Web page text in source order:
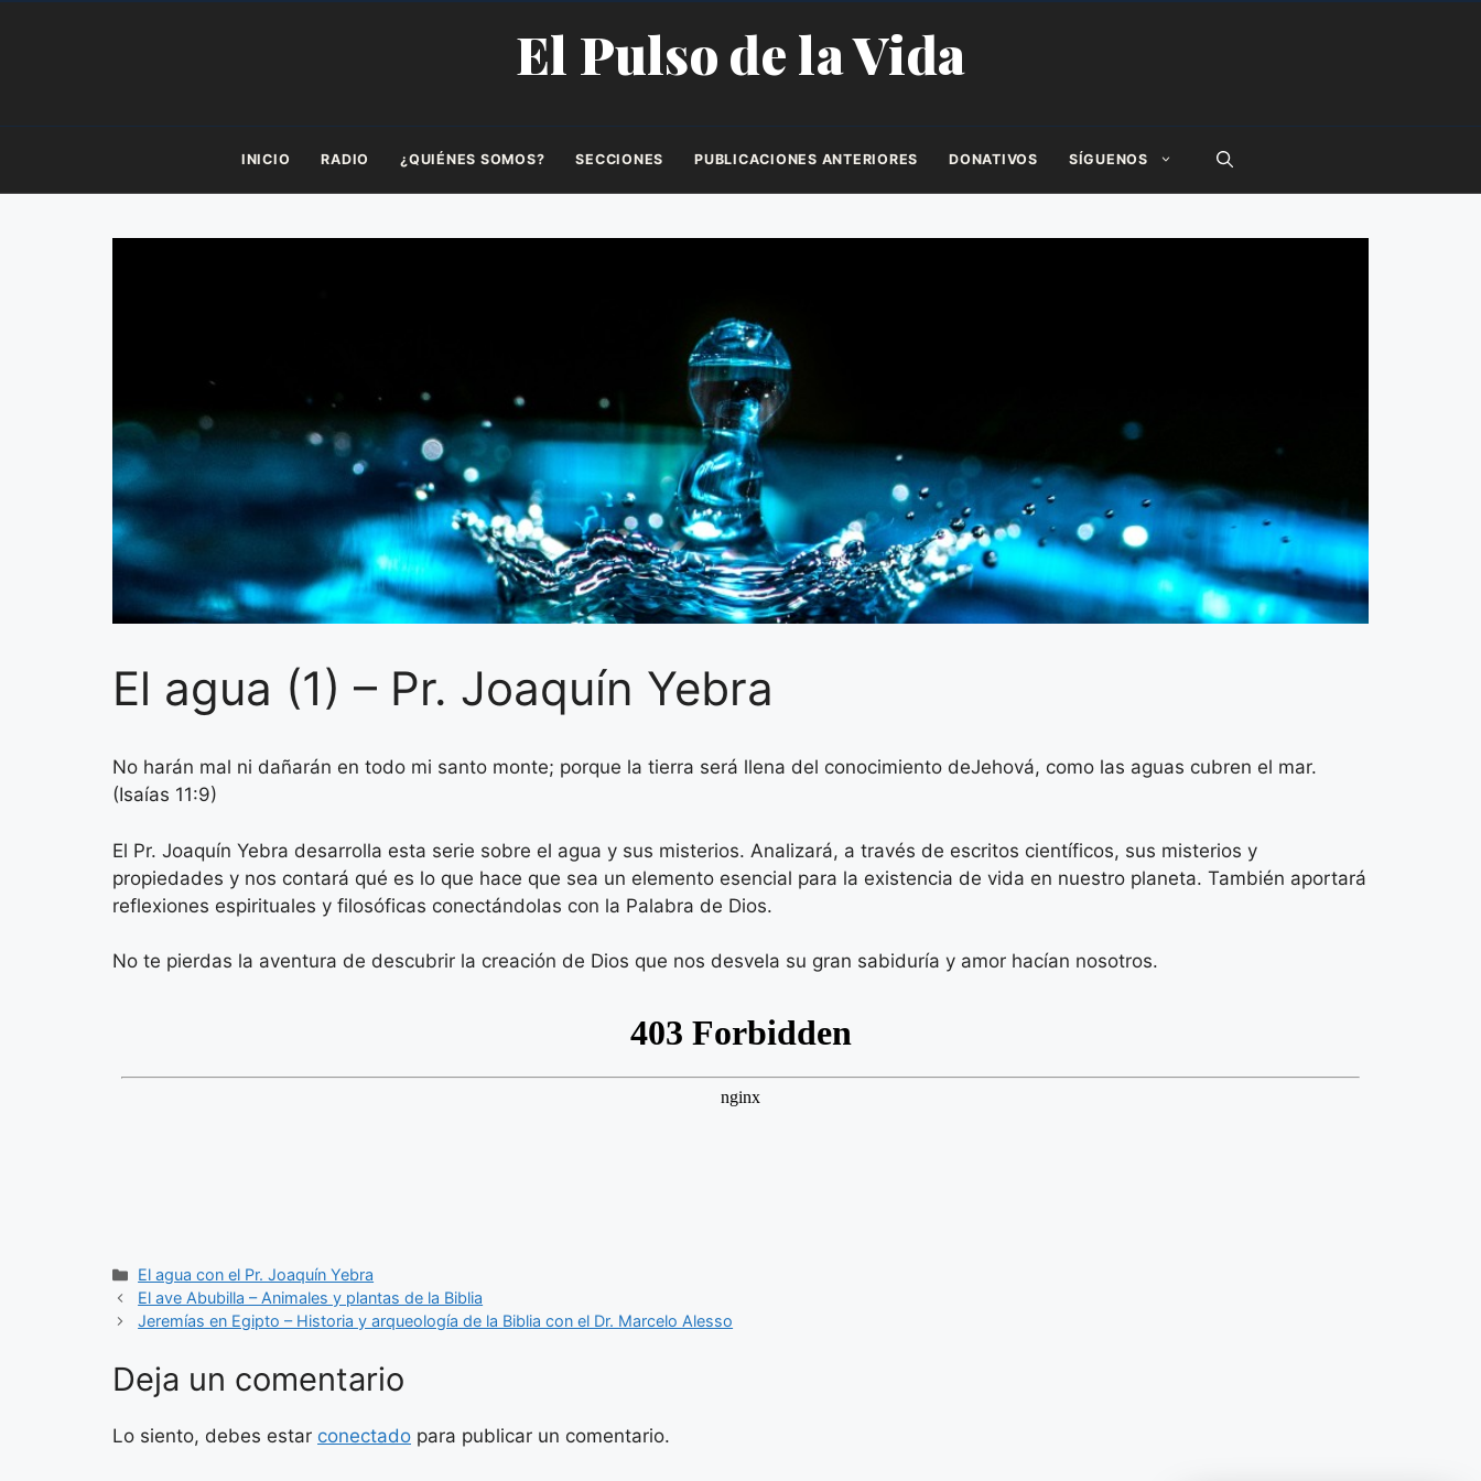
El Pulso de la Vida
INICIO RADIO ¿QUIÉNES SOMOS? SECCIONES PUBLICACIONES ANTERIORES DONATIVOS SÍGUENOS
El agua (1) – Pr. Joaquín Yebra
No harán mal ni dañarán en todo mi santo monte; porque la tierra será llena del conocimiento deJehová, como las aguas cubren el mar.
(Isaías 11:9)
El Pr. Joaquín Yebra desarrolla esta serie sobre el agua y sus misterios. Analizará, a través de escritos científicos, sus misterios y
propiedades y nos contará qué es lo que hace que sea un elemento esencial para la existencia de vida en nuestro planeta. También aportará
reflexiones espirituales y filosóficas conectándolas con la Palabra de Dios.
No te pierdas la aventura de descubrir la creación de Dios que nos desvela su gran sabiduría y amor hacían nosotros.
Categorías
El agua con el Pr. Joaquín Yebra
El ave Abubilla – Animales y plantas de la Biblia
Jeremías en Egipto – Historia y arqueología de la Biblia con el Dr. Marcelo Alesso
Deja un comentario
Lo siento, debes estar conectado para publicar un comentario.